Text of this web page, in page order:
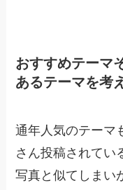
おすすめテーマ
あるテーマを考
通年人気のテーマ
さん投稿されてい
写真と似てしまい